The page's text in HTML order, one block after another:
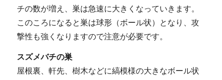
チの数が増え、巣は急速に大きくなっていきます。
このころになると巣は球形（ボール状）となり、攻
撃性も強くなりますので注意が必要です。
スズメバチの巣
屋根裏、軒先、樹木などに縞模様の大きなボール状